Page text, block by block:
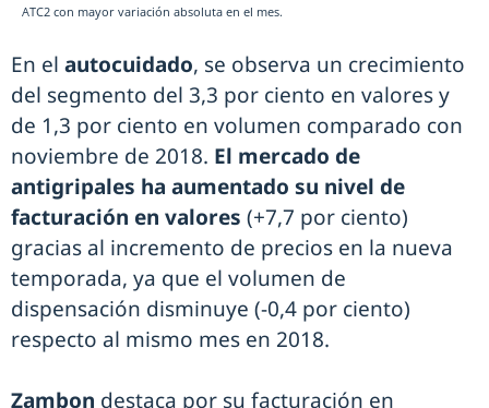
ATC2 con mayor variación absoluta en el mes.
En el autocuidado, se observa un crecimiento
del segmento del 3,3 por ciento en valores y
de 1,3 por ciento en volumen comparado con
noviembre de 2018. El mercado de
antigripales ha aumentado su nivel de
facturación en valores (+7,7 por ciento)
gracias al incremento de precios en la nueva
temporada, ya que el volumen de
dispensación disminuye (-0,4 por ciento)
respecto al mismo mes en 2018.
Zambon destaca por su facturación en